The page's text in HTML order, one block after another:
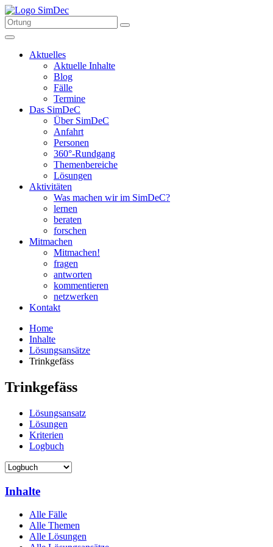
Aktuelles
Aktuelle Inhalte
Blog
Fälle
Termine
Das SimDeC
Über SimDeC
Anfahrt
Personen
360°-Rundgang
Themenbereiche
Lösungen
Aktivitäten
Was machen wir im SimDeC?
lernen
beraten
forschen
Mitmachen
Mitmachen!
fragen
antworten
kommentieren
netzwerken
Kontakt
Home
Inhalte
Lösungsansätze
Trinkgefäss
Trinkgefäss
Lösungsansatz
Lösungen
Kriterien
Logbuch
Inhalte
Alle Fälle
Alle Themen
Alle Lösungen